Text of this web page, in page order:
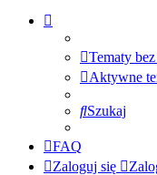
Tematy
Aktywne
Szukaj
FAQ
Zaloguj się